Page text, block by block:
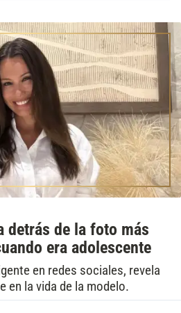
detrás de la foto más
era adolescente
en redes sociales, revela
en la vida de la modelo.